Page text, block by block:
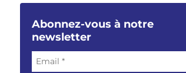
Abonnez-vous à notre
newsletter